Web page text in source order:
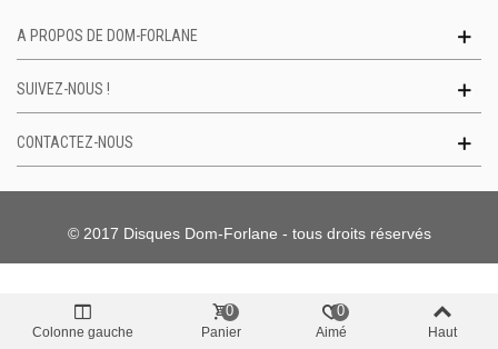
A PROPOS DE DOM-FORLANE
SUIVEZ-NOUS !
CONTACTEZ-NOUS
© 2017 Disques Dom-Forlane - tous droits réservés
Colonne gauche Panier
0
Aimé
0
Haut